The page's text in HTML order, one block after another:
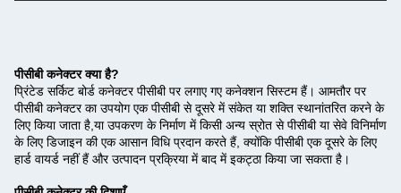
पीसीबी कनेक्टर क्या है?
प्रिंटेड सर्किट बोर्ड कनेक्टर पीसीबी पर लगाए गए कनेक्शन सिस्टम हैं। आमतौर पर
पीसीबी कनेक्टर का उपयोग एक पीसीबी से दूसरे में संकेत या शक्ति स्थानांतरित करने के
लिए किया जाता है,या उपकरण के निर्माण में किसी अन्य स्रोत से पीसीबी या सेवे विनिर्माण
के लिए डिजाइन की एक आसान विधि प्रदान करते हैं, क्योंकि पीसीबी एक दूसरे के लिए
हार्ड वायर्ड नहीं हैं और उत्पादन प्रक्रिया में बाद में इकट्ठा किया जा सकता है।